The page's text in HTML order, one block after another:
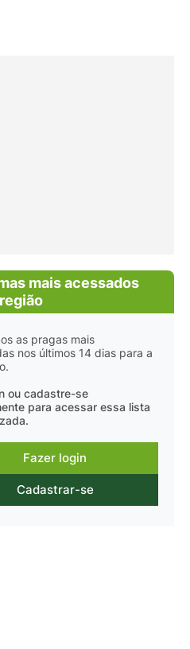
mais acessados
as pragas mais
nos últimos 14 dias para a
ou cadastre-se
para acessar essa lista
Fazer login
Cadastrar-se